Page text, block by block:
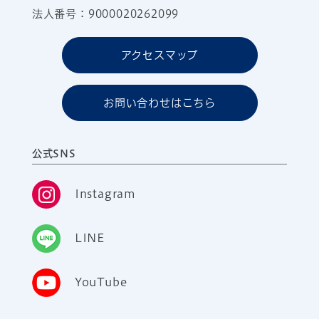
法人番号：9000020262099
アクセスマップ
お問い合わせはこちら
公式SNS
Instagram
LINE
YouTube